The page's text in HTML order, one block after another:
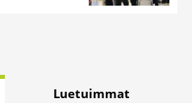
Luetuimmat